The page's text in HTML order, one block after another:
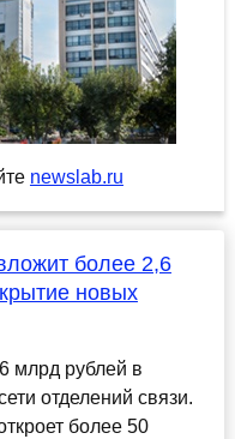
newslab.ru
более 2,6
новых
млрд рублей в
отделений связи.
более 50